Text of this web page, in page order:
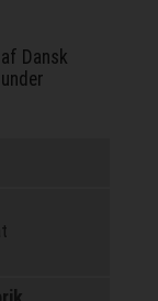
Dansk